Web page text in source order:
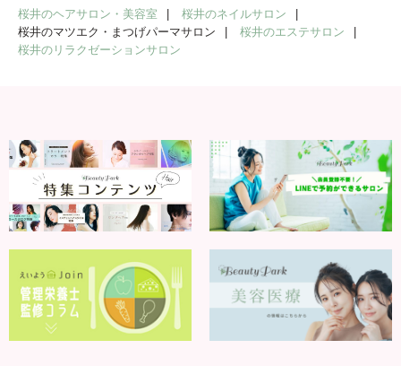
桜井のヘアサロン・美容室
桜井のネイルサロン
桜井のマツエク・まつげパーマサロン
桜井のエステサロン
桜井のリラクゼーションサロン